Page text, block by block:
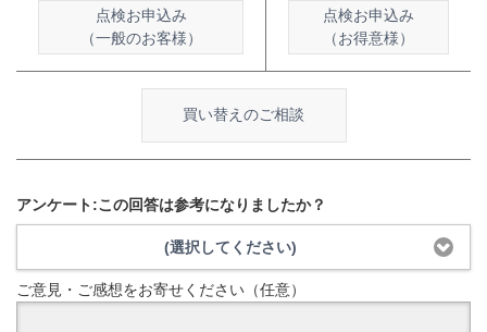
点検お申込み
（一般のお客様）
点検お申込み
（お得意様）
買い替えのご相談
アンケート:この回答は参考になりましたか？
(選択してください)
ご意見・ご感想をお寄せください（任意）